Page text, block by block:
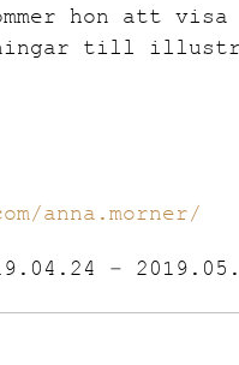
hon att
till
anna.morner/
–